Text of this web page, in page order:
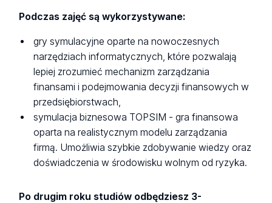
Podczas zajęć są wykorzystywane:
gry symulacyjne oparte na nowoczesnych
narzędziach informatycznych, które pozwalają
lepiej zrozumieć mechanizm zarządzania
finansami i podejmowania decyzji finansowych w
przedsiębiorstwach,
symulacja biznesowa TOPSIM - gra finansowa
oparta na realistycznym modelu zarządzania
firmą. Umożliwia szybkie zdobywanie wiedzy oraz
doświadczenia w środowisku wolnym od ryzyka.
Po drugim roku studiów odbędziesz 3-